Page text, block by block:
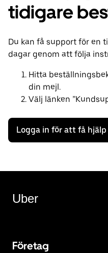
tidigare
Du kan få support för en
dagar genom att följa
Hitta
din mejl.
Välj länken
Logga in för att få hjälp
Uber
Företag